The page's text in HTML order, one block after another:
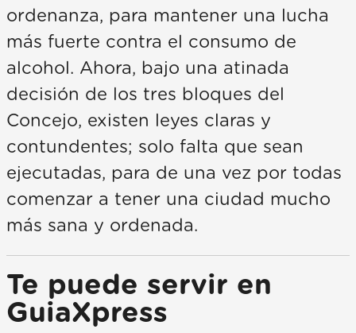
ordenanza, para mantener una lucha
más fuerte contra el consumo de
alcohol. Ahora, bajo una atinada
decisión de los tres bloques del
Concejo, existen leyes claras y
contundentes; solo falta que sean
ejecutadas, para de una vez por todas
comenzar a tener una ciudad mucho
más sana y ordenada.
Te puede servir en
GuiaXpress